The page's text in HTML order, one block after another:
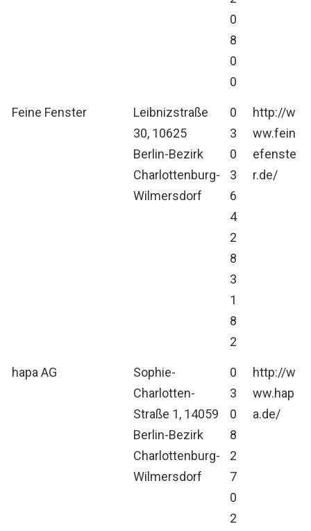
0
8
0
0
Feine Fenster
Leibnizstraße
30, 10625
Berlin-Bezirk
Charlottenburg-
Wilmersdorf
0
3
0
3
6
4
2
8
3
1
8
2
http://w
ww.fein
efenste
r.de/
hapa AG
Sophie-
Charlotten-
Straße 1, 14059
Berlin-Bezirk
Charlottenburg-
Wilmersdorf
0
3
0
8
2
7
0
2
http://w
ww.hap
a.de/